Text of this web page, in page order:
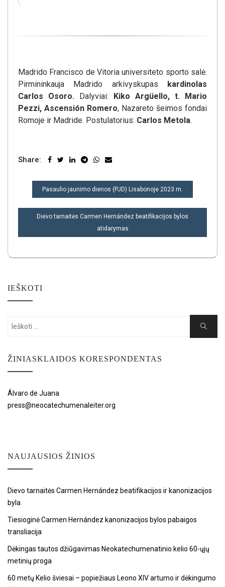
Madrido Francisco de Vitoria universiteto sporto salė.
Pirmininkauja Madrido arkivyskupas kardinolas
Carlos Osoro. Dalyviai: Kiko Argüello, t. Mario
Pezzi, Ascensión Romero, Nazareto šeimos fondai
Romoje ir Madride. Postulatorius: Carlos Metola.
Share:
NAVIGACIJA
TARP
ĮRAŠŲ
Pasaulio jaunimo dienos (PJD) Lisabonoje 2023 m.
Dievo tarnaitės Carmen Hernández beatifikacijos bylos
atidarymas
IEŠKOTI
Search
Search
ŽINIASKLAIDOS KORESPONDENTAS
Álvaro de Juana
press@neocatechumenaleiter.org
NAUJAUSIOS ŽINIOS
Dievo tarnaitės Carmen Hernández beatifikacijos ir kanonizacijos
byla
Tiesioginė Carmen Hernández kanonizacijos bylos pabaigos
transliacija
Dėkingas tautos džiūgavimas Neokatechumenatinio kelio 60-ųjų
metinių proga
60 metų Kelio šviesai – popiežiaus Leono XIV artumo ir dėkingumo